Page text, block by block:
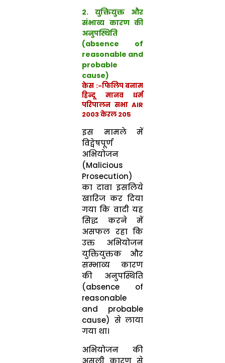
2. युक्तियुक्त और
संभाव्य कारण की
अनुपस्थिति
(absence of
reasonable and
probable
cause)
केस :-फिलिप बनाम
हिन्दू मानव धर्म
परिपालन सभा AIR
2003 केरल 205
इस मामले में
विद्वेषपूर्ण
अभियोजन
(Malicious
Prosecution)
का दावा इसलिये
खारिज कर दिया
गया कि वादी यह
सिद्ध करने में
असफल रहा कि
उक्त अभियोजन
युक्तियुक्तक और
सम्भाव्य कारण
की अनुपस्थिति
(absence of
reasonable
and probable
cause) से लाया
गया था।
अभियोजन की
असली कारण से